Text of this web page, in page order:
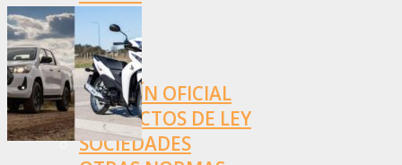
NORMAS
SSN
SRT
BOLETÍN OFICIAL
PROYECTOS DE LEY
SOCIEDADES